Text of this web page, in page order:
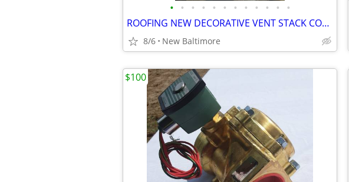
• • • • • • • • • • • •
ROOFING NEW DECORATIVE VENT STACK COVERS... CAPMASTER
8/6 New Baltimore
$100